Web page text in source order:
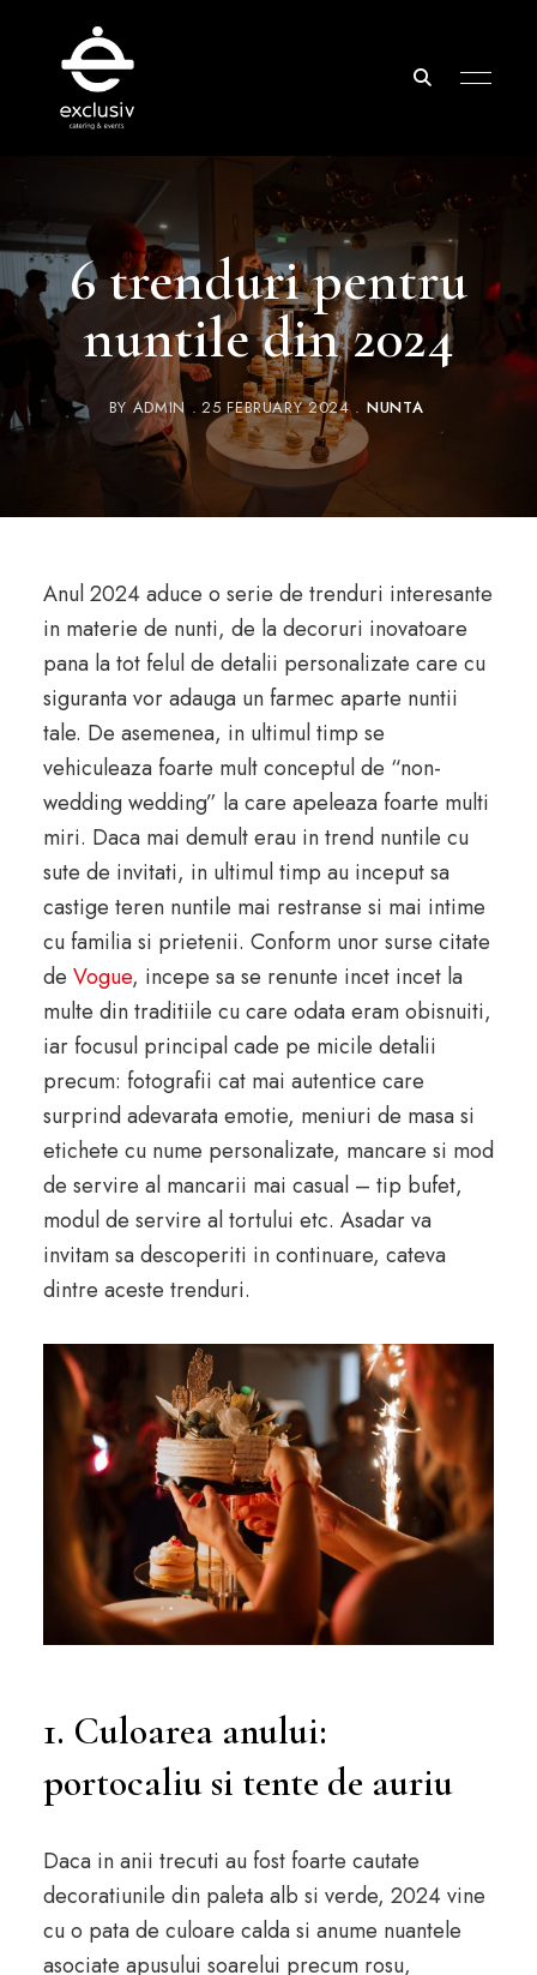
Exclusiv
Catering
&
Events
6 trenduri pentru
nuntile din 2024
BYADMIN 25 FEBRUARY 2024 NUNTA
Anul 2024 aduce o serie de trenduri interesante
in materie de nunti, de la decoruri inovatoare
pana la tot felul de detalii personalizate care cu
siguranta vor adauga un farmec aparte nuntii
tale. De asemenea, in ultimul timp se
vehiculeaza foarte mult conceptul de “non-
wedding wedding” la care apeleaza foarte multi
miri. Daca mai demult erau in trend nuntile cu
sute de invitati, in ultimul timp au inceput sa
castige teren nuntile mai restranse si mai intime
cu familia si prietenii. Conform unor surse citate
de Vogue, incepe sa se renunte incet incet la
multe din traditiile cu care odata eram obisnuiti,
iar focusul principal cade pe micile detalii
precum: fotografii cat mai autentice care
surprind adevarata emotie, meniuri de masa si
etichete cu nume personalizate, mancare si mod
de servire al mancarii mai casual – tip bufet,
modul de servire al tortului etc. Asadar va
invitam sa descoperiti in continuare, cateva
dintre aceste trenduri.
1. Culoarea anului:
portocaliu si tente de auriu
Daca in anii trecuti au fost foarte cautate
decoratiunile din paleta alb si verde, 2024 vine
cu o pata de culoare calda si anume nuantele
asociate apusului soarelui precum rosu,